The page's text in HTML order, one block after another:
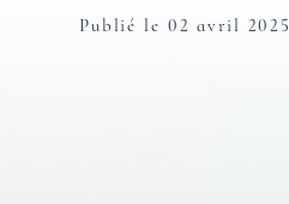
Publié le 02 avril 2025